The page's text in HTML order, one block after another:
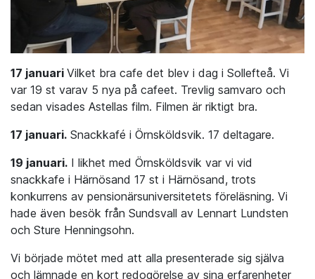
17 januari Vilket bra cafe det blev i dag i Sollefteå. Vi
var 19 st varav 5 nya på cafeet. Trevlig samvaro och
sedan visades Astellas film. Filmen är riktigt bra.
17 januari. Snackkafé i Örnsköldsvik. 17 deltagare.
19 januari. I likhet med Örnsköldsvik var vi vid
snackkafe i Härnösand 17 st i Härnösand, trots
konkurrens av pensionärsuniversitetets föreläsning. Vi
hade även besök från Sundsvall av Lennart Lundsten
och Sture Henningsohn.
Vi började mötet med att alla presenterade sig själva
och lämnade en kort redogörelse av sina erfarenheter